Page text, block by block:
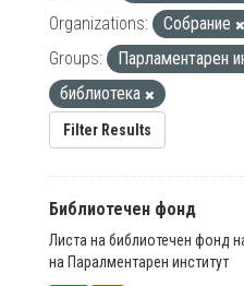
Organizations:
Собрание
Groups:
Парламентарен
библиотека
Filter Results
Библиотечен фонд
Листа на библиотечен фонд
на Паралментарен институт